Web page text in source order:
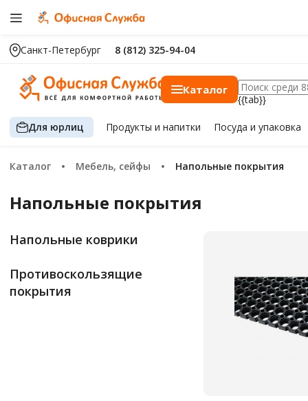
Санкт-Петербург 8 (812) 325-94-04
Каталог
{{tab}}
Для юрлиц Продуктыи напитки Посуда и упаковка
Каталог Мебель, сейфы Напольные покрытия
Напольные покрытия
Напольные коврики
Противоскользящие
покрытия